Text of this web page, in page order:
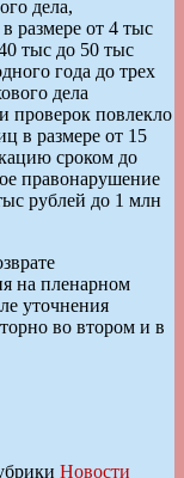
дела,
размере от 4 тыс
тыс до 50 тыс
года до трех
дела
проверок повлекло
в размере от 15
сроком до
правонарушение
рублей до 1 млн
на пленарном
уточнения
во втором и в
Новости